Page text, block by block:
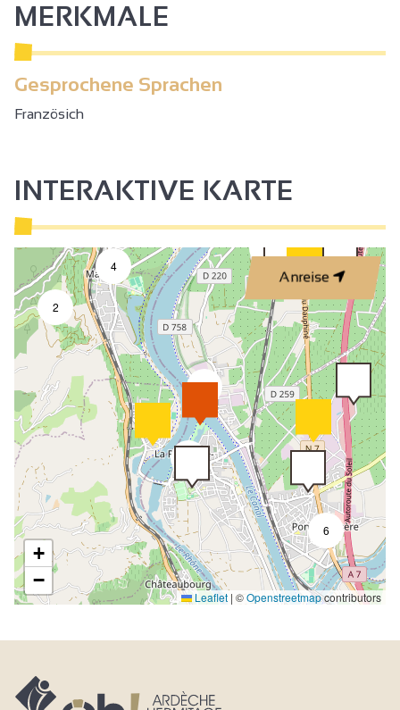
MERKMALE
Gesprochene Sprachen
Französich
INTERAKTIVE KARTE
Anreise
2
4
2
2
6
+
−
Leaflet | ©Openstreetmapcontributors